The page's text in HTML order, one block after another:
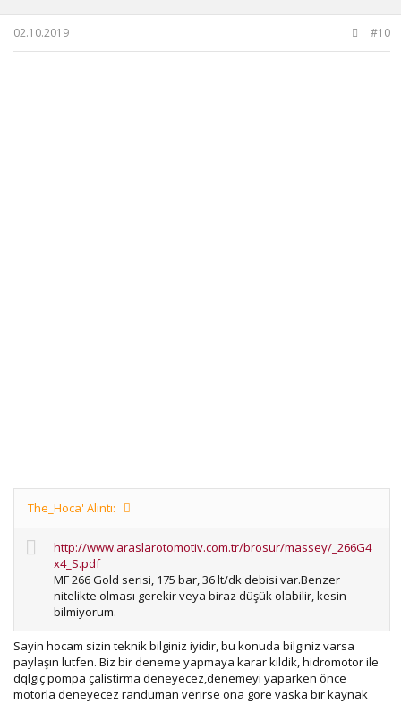
02.10.2019 #10
The_Hoca' Alıntı:
http://www.araslarotomotiv.com.tr/brosur/massey/_266G4
x4_S.pdf
MF 266 Gold serisi, 175 bar, 36 lt/dk debisi var.Benzer
nitelikte olması gerekir veya biraz düşük olabilir, kesin
bilmiyorum.
Sayin hocam sizin teknik bilginiz iyidir, bu konuda bilginiz varsa
paylaşın lutfen. Biz bir deneme yapmaya karar kildik, hidromotor ile
dqlgıç pompa çalistirma deneyecez,denemeyi yaparken önce
motorla deneyecez randuman verirse ona gore vaska bir kaynak